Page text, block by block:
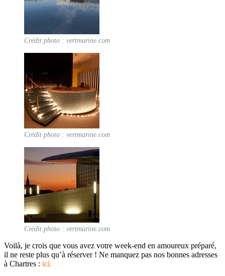
Crédit photo : vertmarine.com
Crédit photo : vertmarine.com
Crédit photo : vertmarine.com
Voilà, je crois que vous avez votre week-end en amoureux préparé,
il ne reste plus qu’à réserver ! Ne manquez pas nos bonnes adresses
à Chartres : ici.